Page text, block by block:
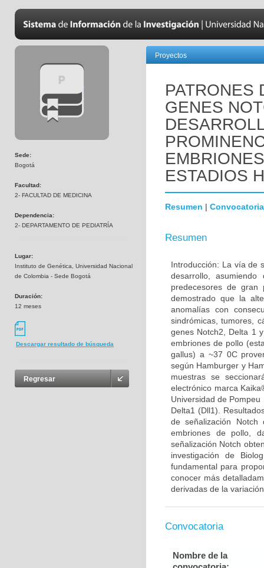
Sede:
Bogotá
Facultad:
2- FACULTAD DE MEDICINA
Dependencia:
2- DEPARTAMENTO DE PEDIATRÍA
Lugar:
Instituto de Genética, Universidad Nacional
de Colombia - Sede Bogotá
Duración:
12 meses
Descargar resultado de búsqueda
Regresar
Proyectos
PATRONES
GENES
ESTADIOS
Resumen | Convocatoria
Resumen
Introducción: La vía de
desarrollo,
predecesores de gran
demostrado que la
anomalías con
sindrómicas, tumores,
genes Notch2, Delta 1
embriones de pollo
gallus) a ~37 0C
según Hamburger y
muestras se
electrónico marca
Universidad de
Delta1 (Dll1).
de señalización
embriones de pollo,
señalización Notch
investigación de
fundamental para
conocer más
derivadas de la
Convocatoria
Nombre de la